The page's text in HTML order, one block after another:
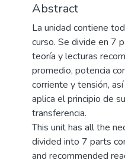
Abstract
La unidad contiene
curso. Se divide en 7
teoría y lecturas
promedio, potencia
corriente y tensión,
aplica el principio de
transferencia.
This unit has all the
divided into 7 parts
and recommended